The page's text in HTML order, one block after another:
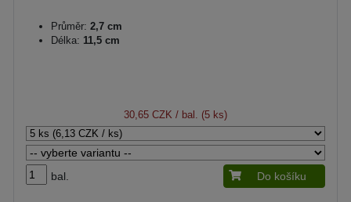
Průměr: 2,7 cm
Délka: 11,5 cm
30,65 CZK / bal. (5 ks)
bal. Do košíku